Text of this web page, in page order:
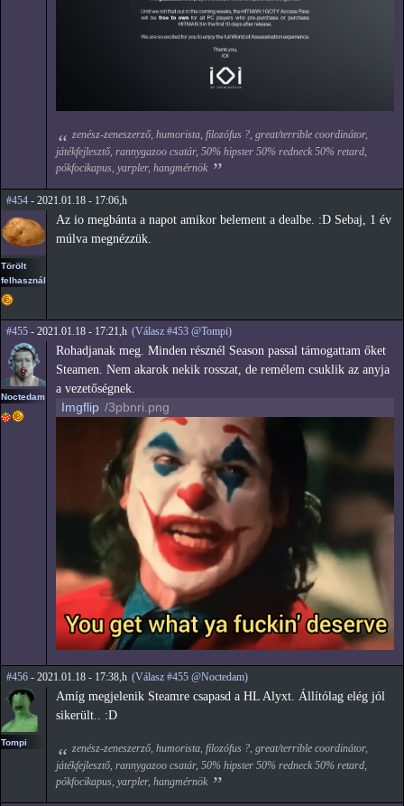
zenész-zeneszerző, humorista, filozófus ?, great/terrible coordinátor,
játékfejlesztő, rannygazoo csatár, 50% hipster 50% redneck 50% retard,
pókfocikapus, yarpler, hangmérnök
#454 - 2021.01.18 - 17:06,h
Törölt
felhasználó
Az io megbánta a napot amikor belement a dealbe. :D Sebaj, 1 év
múlva megnézzük.
#455 - 2021.01.18 - 17:21,h (Válasz #453 @Tompi)
Noctedam
Rohadjanak meg. Minden résznél Season passal támogattam őket
Steamen. Nem akarok nekik rosszat, de remélem csuklik az anyja
a vezetőségnek.
Imgflip /3pbnri.png
#456 - 2021.01.18 - 17:38,h (Válasz #455 @Noctedam)
Tompi
Amíg megjelenik Steamre csapasd a HL Alyxt. Állítólag elég jól
sikerült.. :D
zenész-zeneszerző, humorista, filozófus ?, great/terrible coordinátor,
játékfejlesztő, rannygazoo csatár, 50% hipster 50% redneck 50% retard,
pókfocikapus, yarpler, hangmérnök